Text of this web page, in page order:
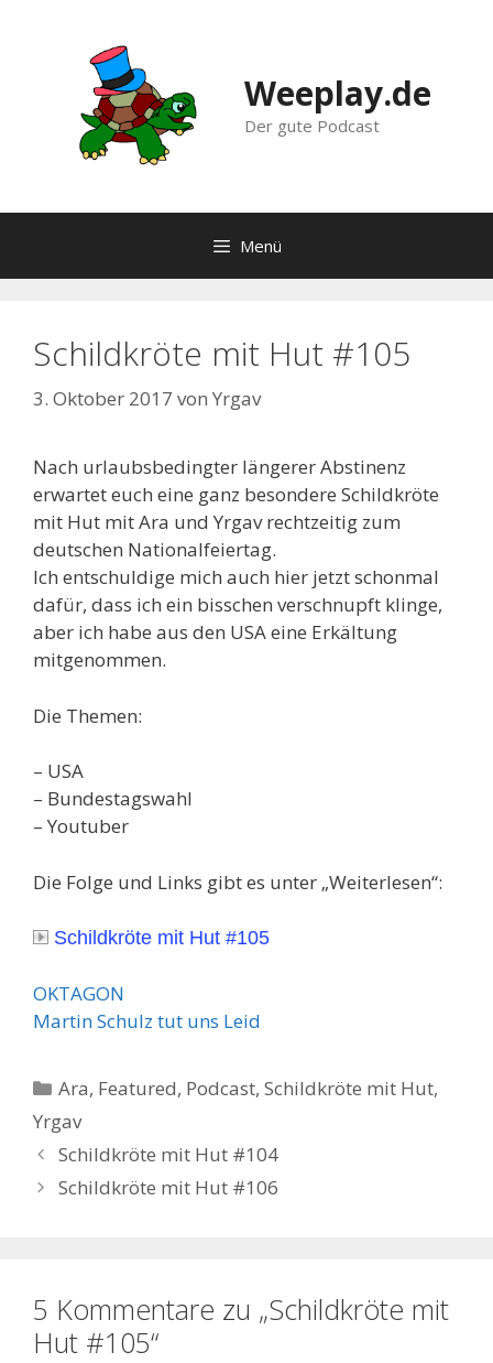
Weeplay.de
Der gute Podcast
Menü
Schildkröte mit Hut #105
3. Oktober 2017 von Yrgav
Nach urlaubsbedingter längerer Abstinenz
erwartet euch eine ganz besondere Schildkröte
mit Hut mit Ara und Yrgav rechtzeitig zum
deutschen Nationalfeiertag.
Ich entschuldige mich auch hier jetzt schonmal
dafür, dass ich ein bisschen verschnupft klinge,
aber ich habe aus den USA eine Erkältung
mitgenommen.
Die Themen:
– USA
– Bundestagswahl
– Youtuber
Die Folge und Links gibt es unter „Weiterlesen“:
Schildkröte mit Hut #105
OKTAGON
Martin Schulz tut uns Leid
Kategorien
Ara, Featured, Podcast,Schildkröte mit Hut,
Yrgav
Schildkröte mit Hut #104
Schildkröte mit Hut #106
5 Kommentare zu „Schildkröte mit
Hut #105“